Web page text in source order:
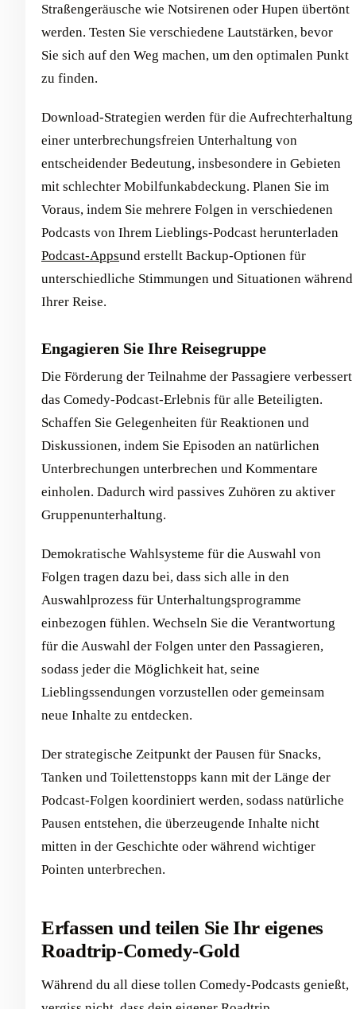
Straßengeräusche wie Notsirenen oder Hupen übertönt
werden. Testen Sie verschiedene Lautstärken, bevor
Sie sich auf den Weg machen, um den optimalen Punkt
zu finden.
Download-Strategien werden für die Aufrechterhaltung
einer unterbrechungsfreien Unterhaltung von
entscheidender Bedeutung, insbesondere in Gebieten
mit schlechter Mobilfunkabdeckung. Planen Sie im
Voraus, indem Sie mehrere Folgen in verschiedenen
Podcasts von Ihrem Lieblings-Podcast herunterladen
Podcast-Appsund erstellt Backup-Optionen für
unterschiedliche Stimmungen und Situationen während
Ihrer Reise.
Engagieren Sie Ihre Reisegruppe
Die Förderung der Teilnahme der Passagiere verbessert
das Comedy-Podcast-Erlebnis für alle Beteiligten.
Schaffen Sie Gelegenheiten für Reaktionen und
Diskussionen, indem Sie Episoden an natürlichen
Unterbrechungen unterbrechen und Kommentare
einholen. Dadurch wird passives Zuhören zu aktiver
Gruppenunterhaltung.
Demokratische Wahlsysteme für die Auswahl von
Folgen tragen dazu bei, dass sich alle in den
Auswahlprozess für Unterhaltungsprogramme
einbezogen fühlen. Wechseln Sie die Verantwortung
für die Auswahl der Folgen unter den Passagieren,
sodass jeder die Möglichkeit hat, seine
Lieblingssendungen vorzustellen oder gemeinsam
neue Inhalte zu entdecken.
Der strategische Zeitpunkt der Pausen für Snacks,
Tanken und Toilettenstopps kann mit der Länge der
Podcast-Folgen koordiniert werden, sodass natürliche
Pausen entstehen, die überzeugende Inhalte nicht
mitten in der Geschichte oder während wichtiger
Pointen unterbrechen.
Erfassen und teilen Sie Ihr eigenes
Roadtrip-Comedy-Gold
Während du all diese tollen Comedy-Podcasts genießt,